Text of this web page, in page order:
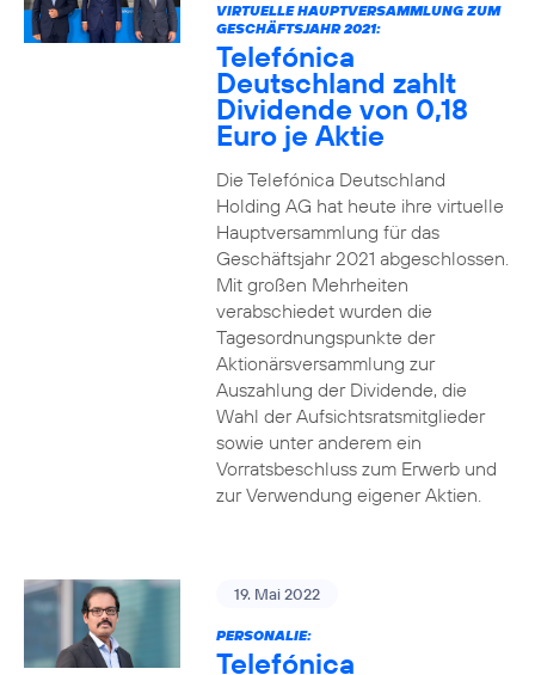
VIRTUELLE HAUPTVERSAMMLUNG ZUM
GESCHÄFTSJAHR 2021:
Telefónica
Deutschland zahlt
Dividende von 0,18
Euro je Aktie
Die Telefónica Deutschland
Holding AG hat heute ihre virtuelle
Hauptversammlung für das
Geschäftsjahr 2021 abgeschlossen.
Mit großen Mehrheiten
verabschiedet wurden die
Tagesordnungspunkte der
Aktionärsversammlung zur
Auszahlung der Dividende, die
Wahl der Aufsichtsratsmitglieder
sowie unter anderem ein
Vorratsbeschluss zum Erwerb und
zur Verwendung eigener Aktien.
19. Mai 2022
PERSONALIE:
Telefónica